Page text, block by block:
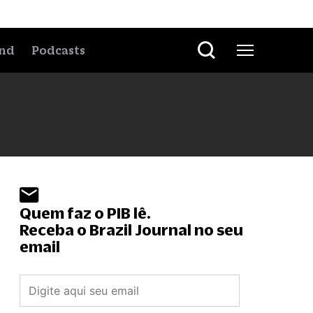
Podcasts
Quem faz o PIB lê.
Receba o Brazil Journal no seu
email